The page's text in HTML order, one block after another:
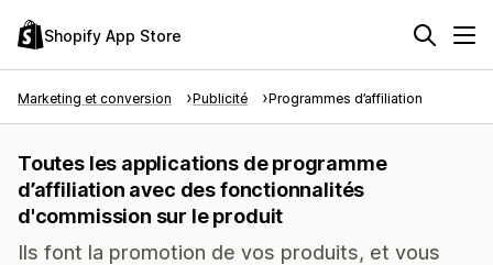
Shopify App Store
Marketing et conversion Publicité Programmes d’affiliation
Toutes les applications de programme
d’affiliation avec des fonctionnalités
d'commission sur le produit
Ils font la promotion de vos produits, et vous